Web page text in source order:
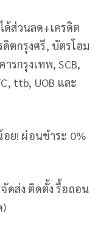
ส่วนลด+เครดิต
ตกรุงศรี, บัตรโฮม
รกรุงเทพ, SCB,
ttb, UOB และ
ย! ผ่อนชำระ 0%
ดส่ง ติดตั้ง รื้อถอน
)